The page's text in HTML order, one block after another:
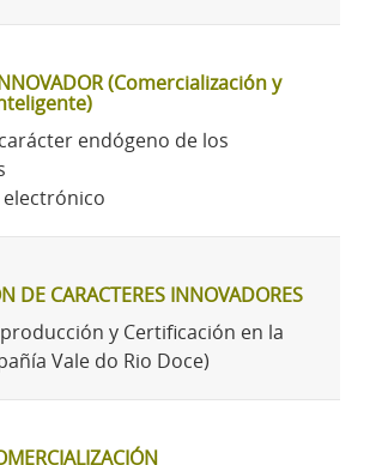
(Comercialización y
endógeno de los
DE CARACTERES INNOVADORES
y Certificación en la
Vale do Rio Doce)